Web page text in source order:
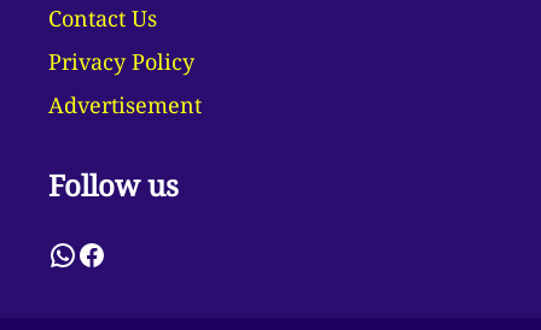
Contact Us
Privacy Policy
Advertisement
Follow us
WhatsApp
Facebook